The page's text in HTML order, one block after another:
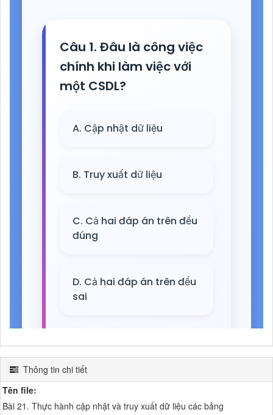
Thông tin chi tiết
Tên file:
Bài 21. Thực hành cập nhật và truy xuất dữ liệu các bảng